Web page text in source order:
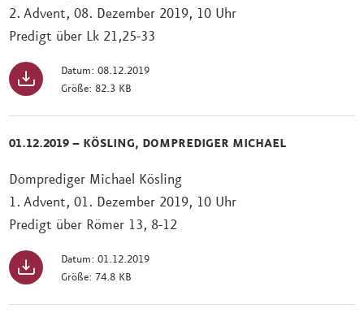
2. Advent, 08. Dezember 2019, 10 Uhr
Predigt über Lk 21,25-33
Datum: 08.12.2019
Größe: 82.3 KB
01.12.2019 – KÖSLING, DOMPREDIGER MICHAEL
Domprediger Michael Kösling
1. Advent, 01. Dezember 2019, 10 Uhr
Predigt über Römer 13, 8-12
Datum: 01.12.2019
Größe: 74.8 KB